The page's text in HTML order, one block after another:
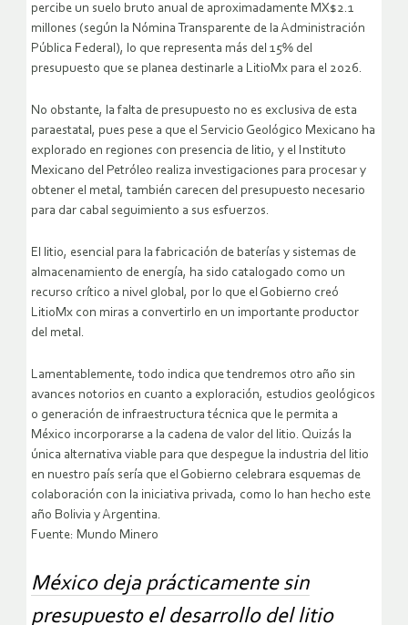
percibe un suelo bruto anual de aproximadamente MX$2.1
millones (según la Nómina Transparente de la Administración
Pública Federal), lo que representa más del 15% del
presupuesto que se planea destinarle a LitioMx para el 2026.
No obstante, la falta de presupuesto no es exclusiva de esta
paraestatal, pues pese a que el Servicio Geológico Mexicano ha
explorado en regiones con presencia de litio, y el Instituto
Mexicano del Petróleo realiza investigaciones para procesar y
obtener el metal, también carecen del presupuesto necesario
para dar cabal seguimiento a sus esfuerzos.
El litio, esencial para la fabricación de baterías y sistemas de
almacenamiento de energía, ha sido catalogado como un
recurso crítico a nivel global, por lo que el Gobierno creó
LitioMx con miras a convertirlo en un importante productor
del metal.
Lamentablemente, todo indica que tendremos otro año sin
avances notorios en cuanto a exploración, estudios geológicos
o generación de infraestructura técnica que le permita a
México incorporarse a la cadena de valor del litio. Quizás la
única alternativa viable para que despegue la industria del litio
en nuestro país sería que el Gobierno celebrara esquemas de
colaboración con la iniciativa privada, como lo han hecho este
año Bolivia y Argentina.
Fuente: Mundo Minero
México deja prácticamente sin
presupuesto el desarrollo del litio